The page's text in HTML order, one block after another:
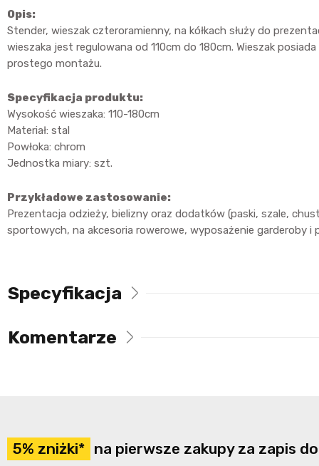
Opis:
Stender, wieszak czteroramienny, na kółkach służy do
wieszaka jest regulowana od 110cm do 180cm. Wieszak
prostego montażu.
Specyfikacja produktu:
Wysokość wieszaka: 110-180cm
Materiał: stal
Powłoka: chrom
Jednostka miary: szt.
Przykładowe zastosowanie:
Prezentacja odzieży, bielizny oraz dodatków (paski, szale,
sportowych, na akcesoria rowerowe, wyposażenie garderoby i
Specyfikacja
Komentarze
5% zniżki* na pierwsze zakupy za zapis